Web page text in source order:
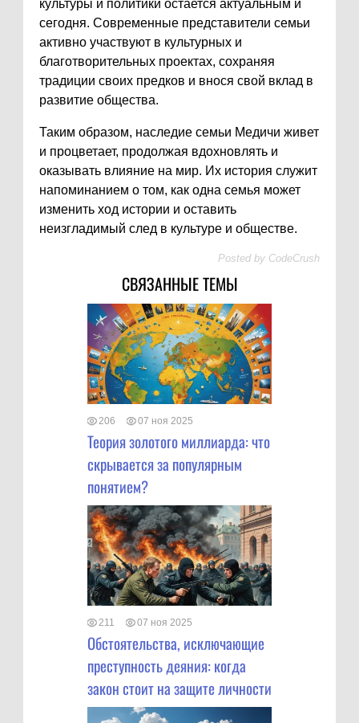
культуры и политики остается актуальным и
сегодня. Современные представители семьи
активно участвуют в культурных и
благотворительных проектах, сохраняя
традиции своих предков и внося свой вклад в
развитие общества.
Таким образом, наследие семьи Медичи живет
и процветает, продолжая вдохновлять и
оказывать влияние на мир. Их история служит
напоминанием о том, как одна семья может
изменить ход истории и оставить
неизгладимый след в культуре и обществе.
Posted by CodeCrush
СВЯЗАННЫЕ ТЕМЫ
206 07 ноя 2025
Теория золотого миллиарда: что
скрывается за популярным
понятием?
211 07 ноя 2025
Обстоятельства, исключающие
преступность деяния: когда
закон стоит на защите личности